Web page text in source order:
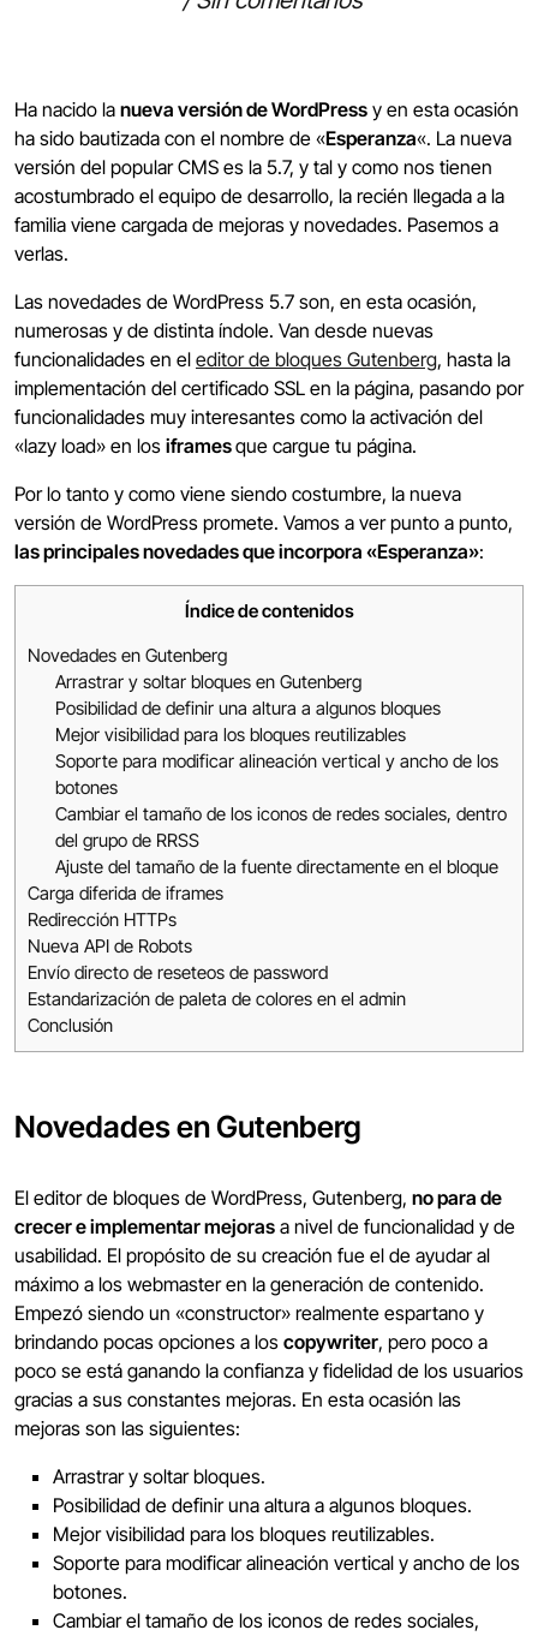
Ha nacido la nueva versión de WordPress y en esta ocasión
ha sido bautizada con el nombre de «Esperanza«. La nueva
versión del popular CMS es la 5.7, y tal y como nos tienen
acostumbrado el equipo de desarrollo, la recién llegada a la
familia viene cargada de mejoras y novedades. Pasemos a
verlas.
Las novedades de WordPress 5.7 son, en esta ocasión,
numerosas y de distinta índole. Van desde nuevas
funcionalidades en el editor de bloques Gutenberg, hasta la
implementación del certificado SSL en la página, pasando por
funcionalidades muy interesantes como la activación del
«lazy load» en los iframesque cargue tu página.
Por lo tanto y como viene siendo costumbre, la nueva
versión de WordPress promete. Vamos a ver punto a punto,
las principales novedades que incorpora «Esperanza»:
Índice de contenidos
Novedades en Gutenberg
Arrastrar y soltar bloques en Gutenberg
Posibilidad de definir una altura a algunos bloques
Mejor visibilidad para los bloques reutilizables
Soporte para modificar alineación vertical y ancho de los
botones
Cambiar el tamaño de los iconos de redes sociales, dentro
del grupo de RRSS
Ajuste del tamaño de la fuente directamente en el bloque
Carga diferida de iframes
Redirección HTTPs
Nueva API de Robots
Envío directo de reseteos de password
Estandarización de paleta de colores en el admin
Conclusión
Novedades en Gutenberg
El editor de bloques de WordPress, Gutenberg, no para de
crecer e implementar mejoras a nivel de funcionalidad y de
usabilidad. El propósito de su creación fue el de ayudar al
máximo a los webmaster en la generación de contenido.
Empezó siendo un «constructor» realmente espartano y
brindando pocas opciones a los copywriter, pero poco a
poco se está ganando la confianza y fidelidad de los usuarios
gracias a sus constantes mejoras. En esta ocasión las
mejoras son las siguientes:
Arrastrar y soltar bloques.
Posibilidad de definir una altura a algunos bloques.
Mejor visibilidad para los bloques reutilizables.
Soporte para modificar alineación vertical y ancho de los
botones.
Cambiar el tamaño de los iconos de redes sociales,